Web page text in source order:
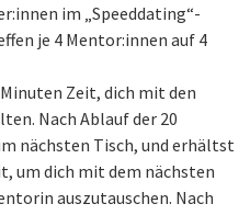
im „Speeddating“-
je 4 Mentor:innen auf 4
Zeit, dich mit den
Nach Ablauf der 20
nächsten Tisch, und erhältst
um dich mit dem nächsten
auszutauschen. Nach